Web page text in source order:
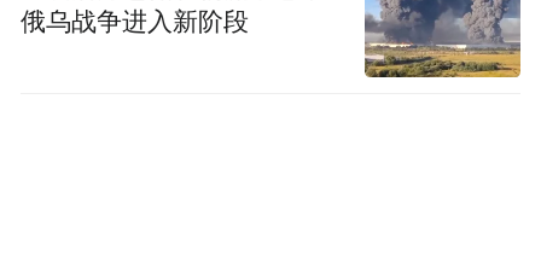
俄乌战争进入新阶段